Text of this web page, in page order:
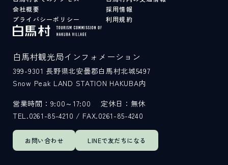
会社概要
採用情報
プライバシーポリシー
利用規約
お問い合わせ LINEで友だちになる
白馬村観光局インフォメーション
399-9301 長野県北安曇郡白馬村北城5497
Snow Peak LAND STATION HAKUBA内
営業時間：9:00～17:00
定休日：無休
TEL.0261-85-4210 / FAX.0261-85-4240